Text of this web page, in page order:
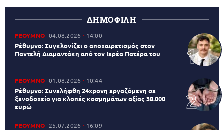
ΔΗΜΟΦΙΛΗ
ΡΕΘΥΜΝΟ 04.08.2026 14:00
Ρέθυμνο: Συγκλονίζει ο αποχαιρετισμός στον
Παντελή Διαμαντάκη από τον Ιερέα Πατέρα του
ΡΕΘΥΜΝΟ 01.08.2026 10:44
Ρέθυμνο: Συνελήφθη 24χρονη εργαζόμενη σε
ξενοδοχείο για κλοπές κοσμημάτων αξίας 38.000
ευρώ
ΡΕΘΥΜΝΟ 25.07.2026 16:09